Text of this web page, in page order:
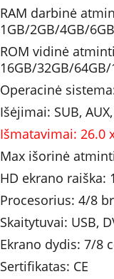
RAM darbinė
1GB/2GB/4GB/
ROM vidinė
16GB/32GB/
Operacinė
Išėjimai: SUB,
Išmatavimai: 26.0
Max išorinė
HD ekrano raiška:
Procesorius: 4/8
Skaitytuvai: USB,
Ekrano dydis: 7/8
Sertifikatas: CE